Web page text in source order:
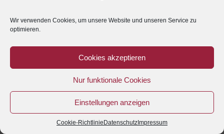
Wir verwenden Cookies, um unsere Website und unseren Service zu
optimieren.
Cookies akzeptieren
Nur funktionale Cookies
Einstellungen anzeigen
Cookie-Richtlinie Datenschutz Impressum